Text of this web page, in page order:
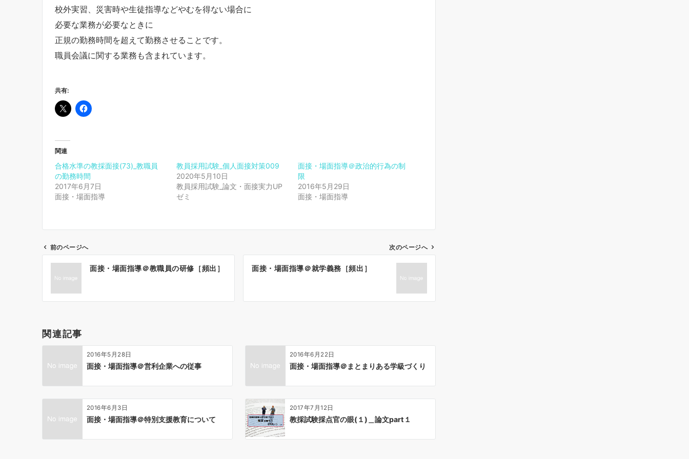
校外実習、災害時や生徒指導などやむを得ない場合に
必要な業務が必要なときに
正規の勤務時間を超えて勤務させることです。
職員会議に関する業務も含まれています。
共有:
関連
合格水準の教採面接(73)_教職員
の勤務時間
2017年6月7日
面接・場面指導
教員採用試験_個人面接対策009
2020年5月10日
教員採用試験_論文・面接実力UP
ゼミ
面接・場面指導＠政治的行為の制
限
2016年5月29日
面接・場面指導
シ
ン
前のページへ
面接・場面指導＠教職員の研修［頻出］
次のページへ
面接・場面指導＠就学義務［頻出］
関連記事
2016年5月28日
面接・場面指導＠営利企業への従事
2016年6月22日
面接・場面指導＠まとまりある学級づくり
2016年6月3日
面接・場面指導＠特別支援教育について
2017年7月12日
教採試験採点官の眼(１)＿論文part１